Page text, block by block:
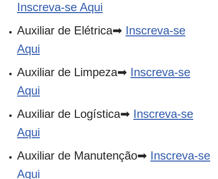
Inscreva-se Aqui
Auxiliar de Elétrica➡ Inscreva-se
Aqui
Auxiliar de Limpeza➡ Inscreva-se
Aqui
Auxiliar de Logística➡ Inscreva-se
Aqui
Auxiliar de Manutenção➡ Inscreva-se
Aqui